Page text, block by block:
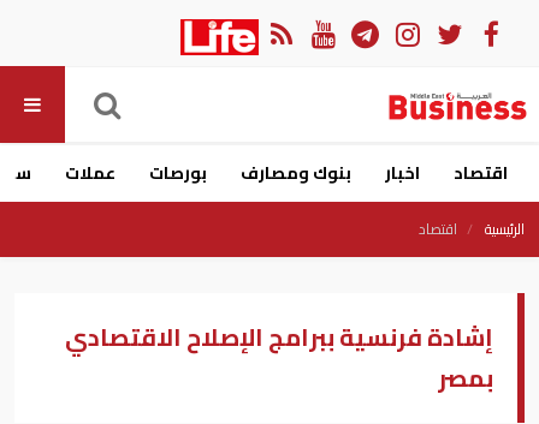
اقتصاد اخبار بنوك ومصارف بورصات عملات
الرئيسية اقتصاد
إشادة فرنسية ببرامج الإصلاح الاقتصادي
بمصر